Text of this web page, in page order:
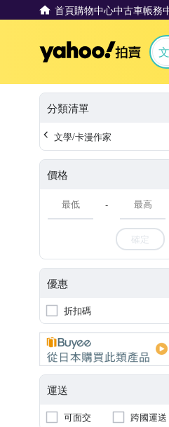
首頁購物中心中古車帳務
分類清單
文學/卡漫作家
價格
-
確定
優惠
折扣碼
運送
可面交 跨國運送